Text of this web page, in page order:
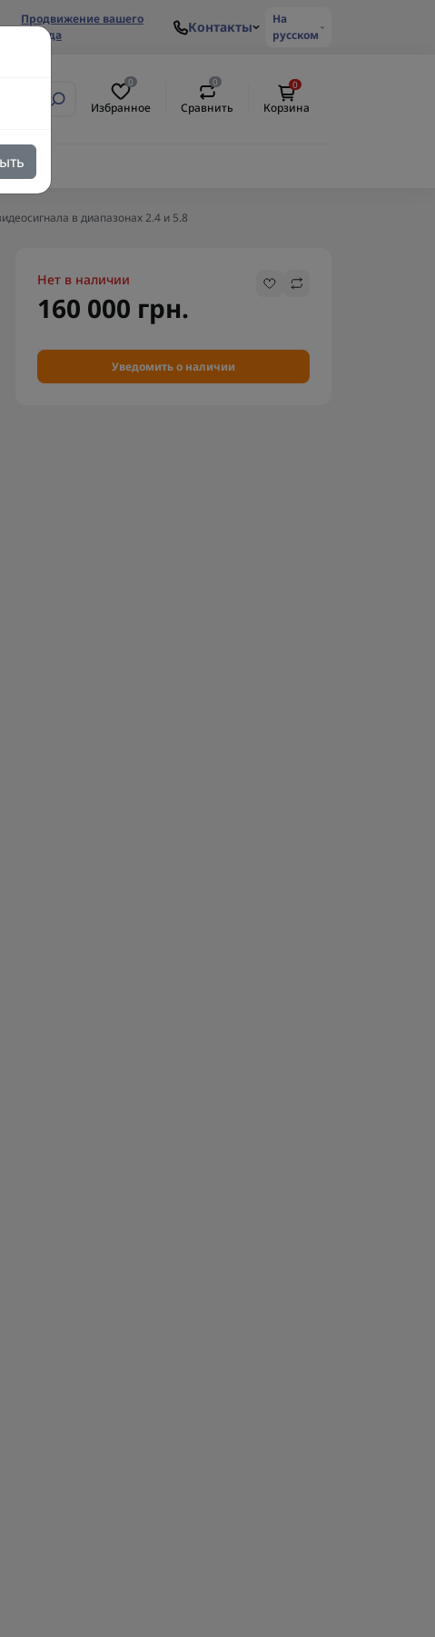
Продвижение вашего
бренда
Контакты
На
русском
0
Избранное
0
Сравнить
0
Корзина
в диапазонах 2.4 и 5.8
Нет в наличии
160 000 грн.
Уведомить о наличии